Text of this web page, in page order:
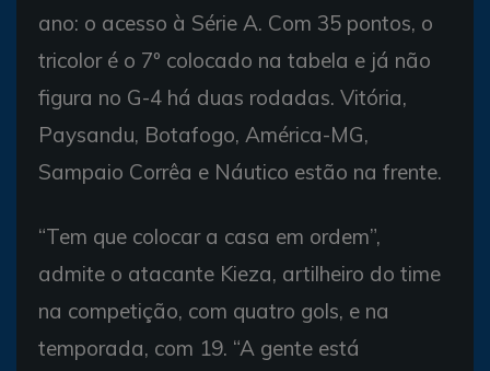
ano: o acesso à Série A. Com 35 pontos, o
tricolor é o 7º colocado na tabela e já não
figura no G-4 há duas rodadas. Vitória,
Paysandu, Botafogo, América-MG,
Sampaio Corrêa e Náutico estão na frente.
“Tem que colocar a casa em ordem”,
admite o atacante Kieza, artilheiro do time
na competição, com quatro gols, e na
temporada, com 19. “A gente está